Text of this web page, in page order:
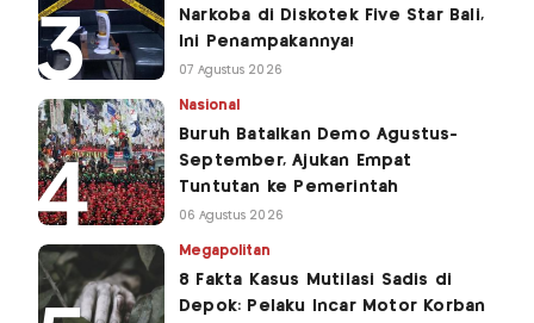
Narkoba di Diskotek Five Star Bali,
Ini Penampakannya!
07 Agustus 2026
Nasional
Buruh Batalkan Demo Agustus-
September, Ajukan Empat
Tuntutan ke Pemerintah
06 Agustus 2026
Megapolitan
8 Fakta Kasus Mutilasi Sadis di
Depok: Pelaku Incar Motor Korban